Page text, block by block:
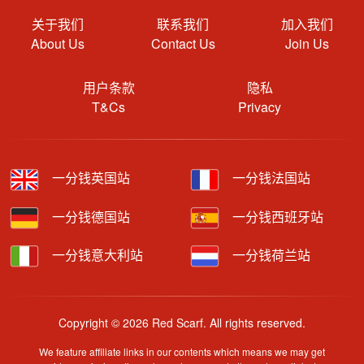
关于我们
About Us
联系我们
Contact Us
加入我们
Join Us
用户条款
T&Cs
隐私
Privacy
一分钱英国站 一分钱法国站
一分钱德国站 一分钱西班牙站
一分钱意大利站 一分钱荷兰站
Copyright © 2026 Red Scarf. All rights reserved.
We feature affiliate links in our contents which means we may get